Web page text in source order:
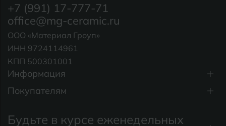
Информация
Покупателям
+7 (991) 17-777-71
office@mg-ceramic.ru
ООО «Материал Гроуп»
ИНН 9724114961
КПП 500301001
Будьте в курсе еженедельных